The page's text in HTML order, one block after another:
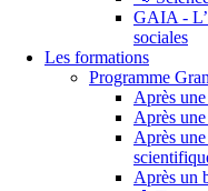
GAIA -
sociales
Les formations
Programme
Après
Après
Après
Après un